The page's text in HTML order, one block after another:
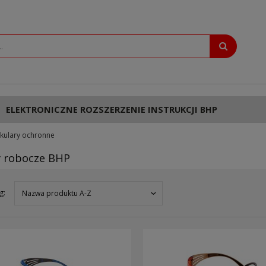
ELEKTRONICZNE ROZSZERZENIE INSTRUKCJI BHP
ochronne
BHP
Nazwa produktu A-Z